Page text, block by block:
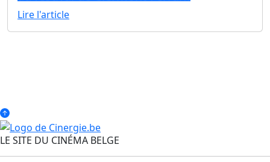
Lire l'article
LE SITE DU CINÉMA BELGE